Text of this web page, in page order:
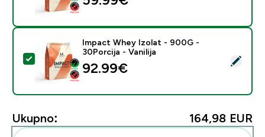
Odaberi ovaj proizvod - Impact Whey Izolat - 900G -
Impact Whey Izolat - 900G -
30Porcija - Vanilija
92.99€‎
Ukupno: 164,98 EUR‎